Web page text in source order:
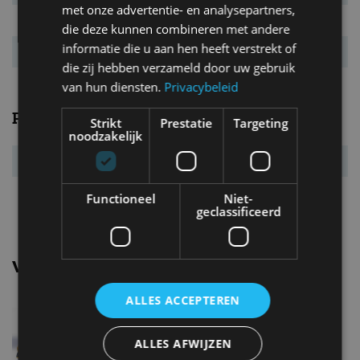
CO₂-emissie 123 g/km
Energielabel B
Prestaties
Acc. 0-100 km/u 10,5 s
Topsnelheid
Vergelijkbare uitvoeringen
Opel Astra1.2 Turbo (130 pk)
met onze advertentie- en analysepartners,
die deze kunnen combineren met andere
informatie die u aan hen heeft verstrekt of
die zij hebben verzameld door uw gebruik
van hun diensten. Privacybeleid
Strikt
noodzakelijk
Prestatie Targeting
Functioneel
Niet-
geclassificeerd
ALLES ACCEPTEREN
ALLES AFWIJZEN